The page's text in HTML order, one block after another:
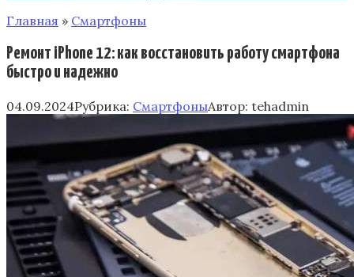
Главная » Смартфоны
Ремонт iPhone 12: как восстановить работу смартфона
быстро и надежно
04.09.2024Рубрика: СмартфоныАвтор: tehadmin